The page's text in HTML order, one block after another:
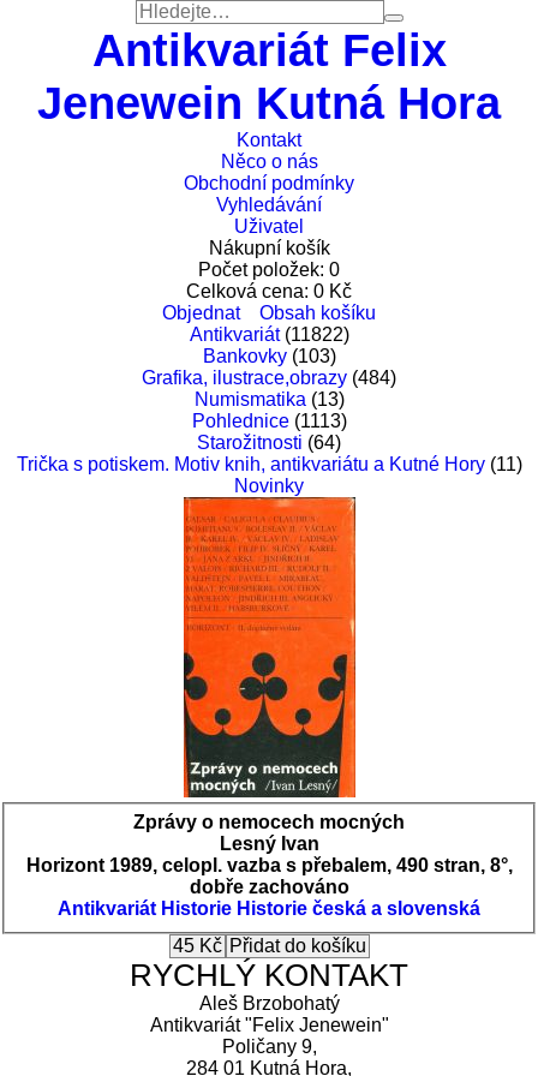
Antikvariát Felix
Jenewein Kutná Hora
Kontakt
Něco o nás
Obchodní podmínky
Vyhledávání
Uživatel
Nákupní košík
Počet položek: 0
Celková cena: 0 Kč
Objednat
Obsah košíku
Antikvariát(11822)
Bankovky(103)
Grafika, ilustrace,obrazy (484)
Numismatika (13)
Pohlednice(1113)
Starožitnosti (64)
Trička s potiskem. Motiv knih, antikvariátu a Kutné Hory(11)
Novinky
Zprávy o nemocech mocných
Lesný Ivan
Horizont 1989, celopl. vazba s přebalem, 490 stran, 8°,
dobře zachováno
Antikvariát Historie Historie česká a slovenská
RYCHLÝ KONTAKT
Aleš Brzobohatý
Antikvariát "Felix Jenewein"
Poličany 9,
284 01 Kutná Hora,